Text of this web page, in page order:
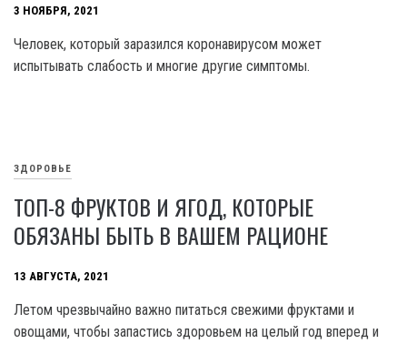
3 НОЯБРЯ, 2021
Человек, который заразился коронавирусом может
испытывать слабость и многие другие симптомы.
ЗДОРОВЬЕ
ТОП-8 ФРУКТОВ И ЯГОД, КОТОРЫЕ
ОБЯЗАНЫ БЫТЬ В ВАШЕМ РАЦИОНЕ
13 АВГУСТА, 2021
Летом чрезвычайно важно питаться свежими фруктами и
овощами, чтобы запастись здоровьем на целый год вперед и